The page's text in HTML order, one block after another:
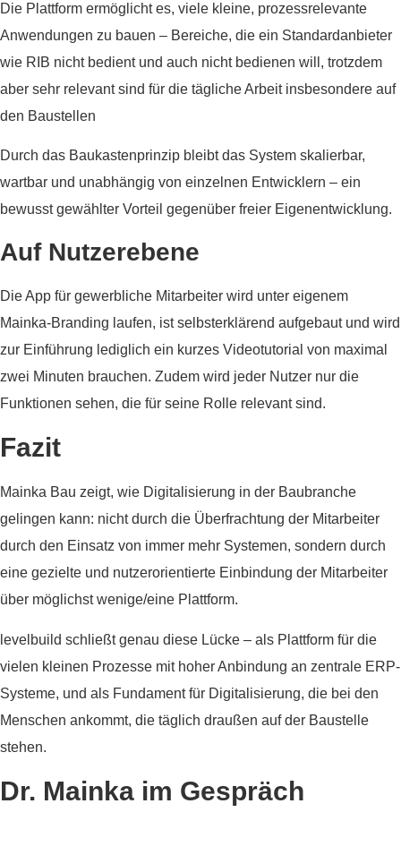
Die Plattform ermöglicht es, viele kleine, prozessrelevante
Anwendungen zu bauen – Bereiche, die ein Standardanbieter
wie RIB nicht bedient und auch nicht bedienen will, trotzdem
aber sehr relevant sind für die tägliche Arbeit insbesondere auf
den Baustellen
Durch das Baukastenprinzip bleibt das System skalierbar,
wartbar und unabhängig von einzelnen Entwicklern – ein
bewusst gewählter Vorteil gegenüber freier Eigenentwicklung.
Auf Nutzerebene
Die App für gewerbliche Mitarbeiter wird unter eigenem
Mainka-Branding laufen, ist selbsterklärend aufgebaut und wird
zur Einführung lediglich ein kurzes Videotutorial von maximal
zwei Minuten brauchen. Zudem wird jeder Nutzer nur die
Funktionen sehen, die für seine Rolle relevant sind.
Fazit
Mainka Bau zeigt, wie Digitalisierung in der Baubranche
gelingen kann: nicht durch die Überfrachtung der Mitarbeiter
durch den Einsatz von immer mehr Systemen, sondern durch
eine gezielte und nutzerorientierte Einbindung der Mitarbeiter
über möglichst wenige/eine Plattform.
levelbuild schließt genau diese Lücke – als Plattform für die
vielen kleinen Prozesse mit hoher Anbindung an zentrale ERP-
Systeme, und als Fundament für Digitalisierung, die bei den
Menschen ankommt, die täglich draußen auf der Baustelle
stehen.
Dr. Mainka im Gespräch